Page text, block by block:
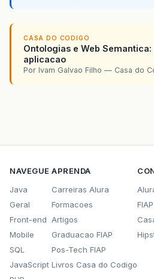
CASA DO CODIGO
Ontologias e Web
aplicacao
Por Ivam Galvao Filho — Casa do
NAVEGUE
Java
Geral
Front-end
Mobile
SQL
JavaScript
APRENDA
Carreiras Alura
Formacoes
Artigos
Graduacao FIAP
Pos-Tech FIAP
Livros Casa do Codigo
FIAP